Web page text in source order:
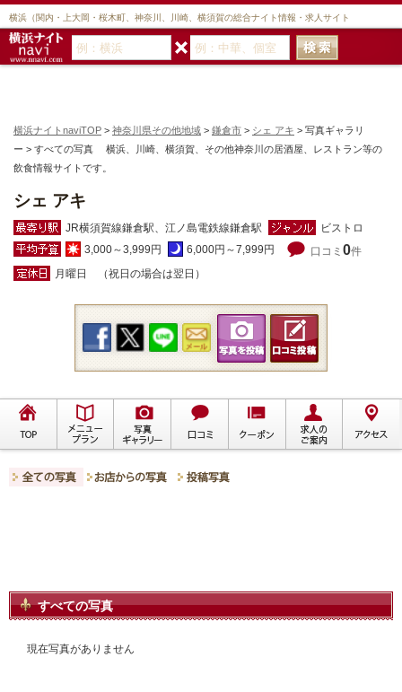
横浜（関内・上大岡・桜木町、神奈川、川崎、横須賀の総合ナイト情報・求人サイト
横浜ナイトnaviTOP > 神奈川県その他地域 > 鎌倉市 > シェ アキ > 写真ギャラリ
ー > すべての写真 横浜、川崎、横須賀、その他神奈川の居酒屋、レストラン等の
飲食情報サイトです。
シェ アキ
JR横須賀線鎌倉駅、江ノ島電鉄線鎌倉駅
ビストロ
3,000～3,999円
6,000円～7,999円 口コミ 0件
月曜日 （祝日の場合は翌日）
すべての写真
現在写真がありません